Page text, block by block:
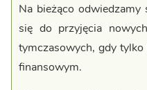
Na bieżąco
się do przyjęcia
tymczasowych, gdy
finansowym.